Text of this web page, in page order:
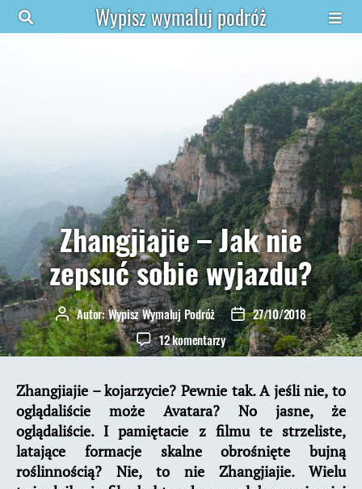
Wypisz wymaluj podróż
Zhangjiajie – Jak nie
zepsuć sobie wyjazdu?
Autor
wpisu
Autor:Wypisz Wymaluj Podróż
Data
wpisu
27/10/2018
12 komentarzydo
Zhangjiajie
Jak
nie
zepsuć
sobie
wyjazdu?
Zhangjiajie – kojarzycie? Pewnie tak. A jeśli nie, to
oglądaliście może Avatara? No jasne, że
oglądaliście. I pamiętacie z filmu te strzeliste,
latające formacje skalne obrośnięte bujną
roślinnością? Nie, to nie Zhangjiajie. Wielu